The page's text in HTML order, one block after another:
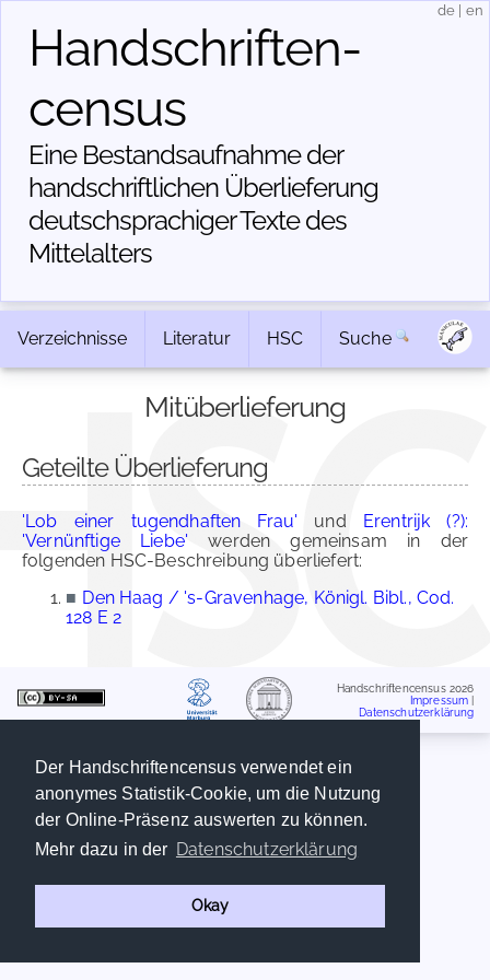
Der Handschriftencensus verwendet ein
anonymes Statistik-Cookie, um die Nutzung
der Online-Präsenz auswerten zu können.
Mehr dazu in der Datenschutzerklärung
Okay
Handschriften­
census
Eine Bestandsaufnahme der
handschriftlichen Über­lieferung
deutschsprachiger Texte des
Mittelalters
de en
Verzeichnisse Literatur HSC Suche
Mitüberlieferung
Geteilte Überlieferung
'Lob einer tugendhaften Frau' und Erentrijk (?):
'Vernünftige Liebe' werden gemeinsam in der
folgenden HSC-Beschreibung überliefert:
■ Den Haag / 's-Gravenhage, Königl. Bibl., Cod.
128 E 2
Handschriftencensus 2026
Impressum
Datenschutzerklärung